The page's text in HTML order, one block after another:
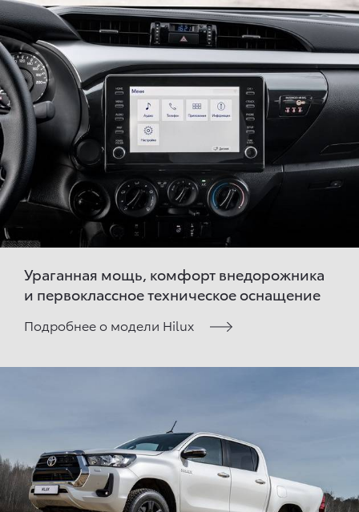
Ураганная мощь, комфорт внедорожника
и первоклассное техническое оснащение
Подробнее о модели Hilux